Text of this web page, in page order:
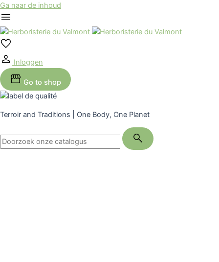
Ga naar de inhoud
Inloggen
Go to shop
Terroir and Traditions | One Body, One Planet